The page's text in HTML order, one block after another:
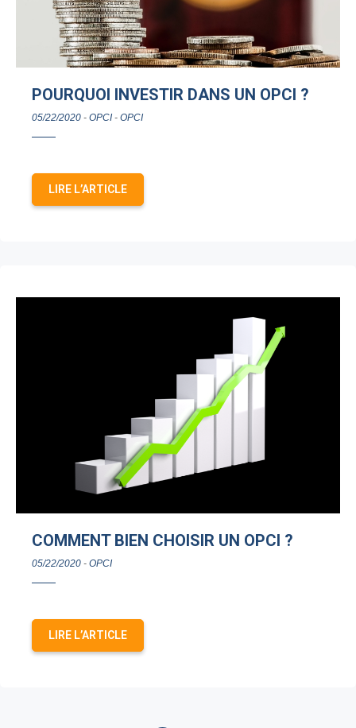
POURQUOI INVESTIR DANS UN OPCI ?
05/22/2020 - OPCI- OPCI
LIRE L’ARTICLE
COMMENT BIEN CHOISIR UN OPCI ?
05/22/2020 - OPCI
LIRE L’ARTICLE